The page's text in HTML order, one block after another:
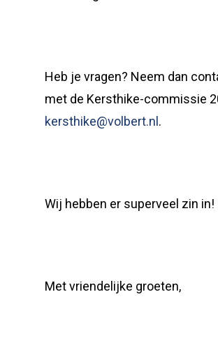
Heb je vragen? Neem dan
met de Kersthike-commissie
kersthike@volbert.nl .
Wij hebben er superveel zin in!
Met vriendelijke groeten,